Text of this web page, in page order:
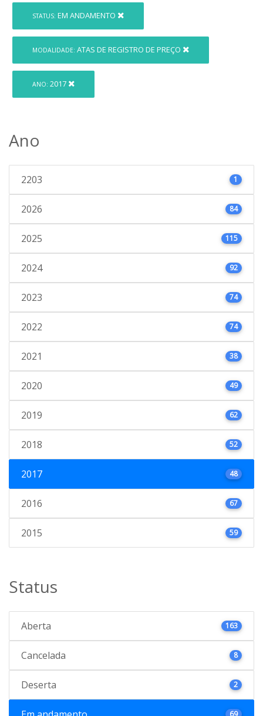
STATUS: EM ANDAMENTO
MODALIDADE: ATAS DE REGISTRO DE PREÇO
ANO: 2017
Ano
2203 1
2026 84
2025 115
2024 92
2023 74
2022 74
2021 38
2020 49
2019 62
2018 52
2017 48
2016 67
2015 59
Status
Aberta 163
Cancelada 8
Deserta 2
69